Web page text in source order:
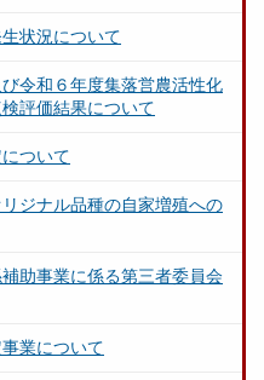
状況について
令和６年度集落営農活性化
評価結果について
ついて
ジナル品種の自家増殖への
助事業に係る第三者委員会
業について